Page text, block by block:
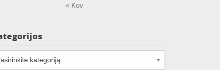
« Kov